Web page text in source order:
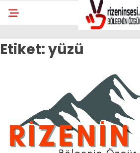
Etiket:yüzü